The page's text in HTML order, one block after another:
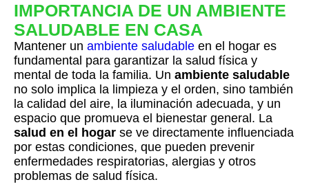
IMPORTANCIA DE UN AMBIENTE
SALUDABLE EN CASA
Mantener un ambiente saludable en el hogar es
fundamental para garantizar la salud física y
mental de toda la familia. Un ambiente saludable
no solo implica la limpieza y el orden, sino también
la calidad del aire, la iluminación adecuada, y un
espacio que promueva el bienestar general. La
salud en el hogar se ve directamente influenciada
por estas condiciones, que pueden prevenir
enfermedades respiratorias, alergias y otros
problemas de salud física.